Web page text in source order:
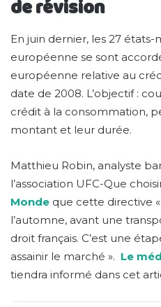
de révision
En juin dernier, les 27 états-
européenne se sont
européenne relative au
date de 2008. L’objectif :
crédit à la consommation,
montant et leur durée.
Matthieu Robin, analyste
l’association UFC-Que
Monde que cette directive
l’automne, avant une
droit français. C’est une
assainir le marché ». Le
tiendra informé dans cet